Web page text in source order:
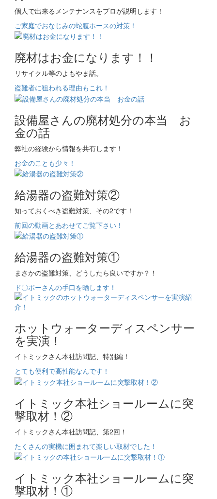
個人で出来るメンテナンスをプロが説明します！
ご家庭でおなじみの蛇腹ホースの対策！
廃材はお金になります！！
リサイクル等のよもやま話。
盗難者に狙われる理由もこれ！
設備屋さんの廃材処分の本当 お
金の話
弊社の経験から情報を共有します！
お金のことも少々！
給湯器の盗難対策②
知っておくべき盗難対策、その2です！
前回の動画とあわせてご覧下さい！
給湯器の盗難対策①
まさかの盗難対策、どうしたら良いですか？！
ド〇ボーさんの手口を晒します！
ホットウォーターディスペンサー
を実演！
イトミックさん本社訪問記、特別編！
とても便利で高性能なんです！
イトミック本社ショールームに突
撃取材！②
イトミックさん本社訪問記、第2回！
たくさんの実機に囲まれて楽しい取材でした！
イトミック本社ショールームに突
撃取材！①